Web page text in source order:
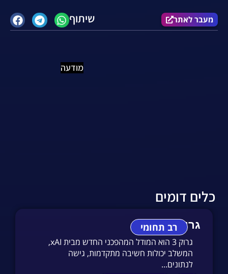
מעבר לאתר שיתוף
מודעה
כלים דומים
רב תחומיגרוק 3
גרוק 3 הוא המודל המהפכני החדש מבית xAI,
המשלב יכולות חשיבה מתקדמות, גישה
לנתונים...